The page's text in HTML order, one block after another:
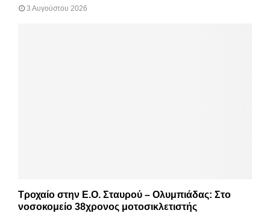
3 Αυγούστου 2026
Τροχαίο στην Ε.Ο. Σταυρού – Ολυμπιάδας: Στο
νοσοκομείο 38χρονος μοτοσικλετιστής